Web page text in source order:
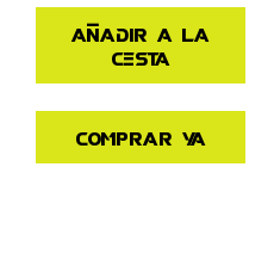
Añadir a la
cesta
Comprar ya